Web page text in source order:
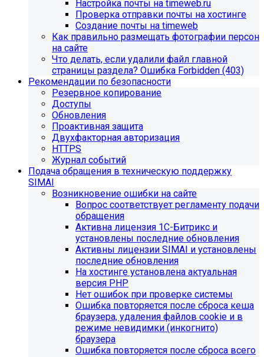
Настройка почты на timeweb.ru
Проверка отправки почты на хостинге
Создание почты на timeweb
Как правильно размещать фотографии персон
на сайте
Что делать, если удалили файл главной
страницы раздела? Ошибка Forbidden (403)
Рекомендации по безопасности
Резервное копирование
Доступы
Обновления
Проактивная защита
Двухфакторная авторизация
HTTPS
Журнал событий
Подача обращения в техническую поддержку
SIMAI
Возникновение ошибки на сайте
Вопрос соответствует регламенту подачи
обращения
Активна лицензия 1С-Битрикс и
установлены последние обновления
Активны лицензии SIMAI и установлены
последние обновления
На хостинге установлена актуальная
версия PHP
Нет ошибок при проверке системы
Ошибка повторяется после сброса кеша
браузера, удаления файлов cookie и в
режиме невидимки (инкогнито)
браузера
Ошибка повторяется после сброса всего